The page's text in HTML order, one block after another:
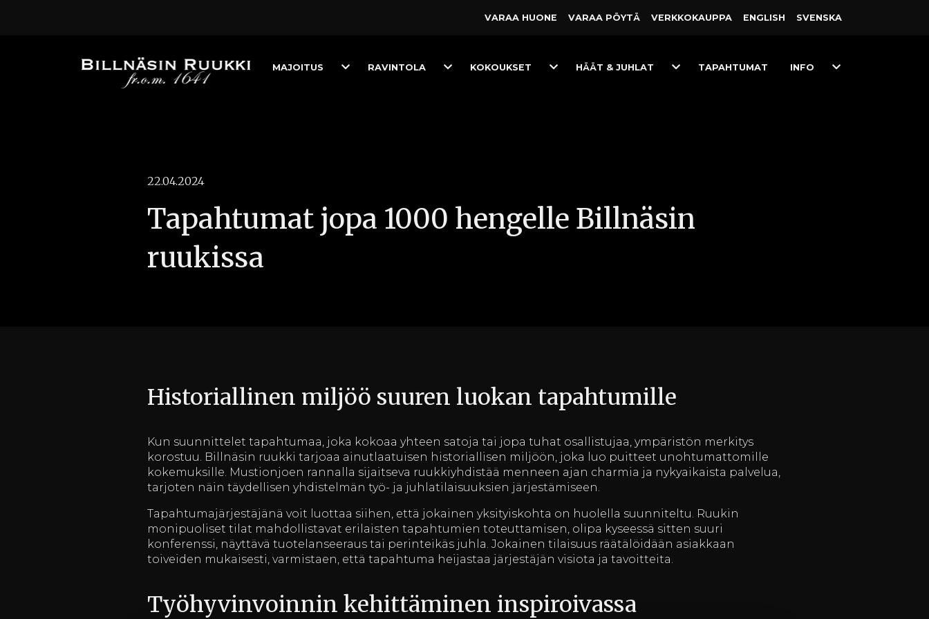
VARAA HUONE VARAA PÖYTÄ VERKKO­KAUPPA ENGLISH SVENSKA
MAJOITUS
ToggleRAVINTOLA
ToggleKOKOUKSET
ToggleHÄÄT & JUHLAT
ToggleTAPAHTUMAT INFO
Toggle
22.04.2024
Tapahtumat jopa 1000 hengelle Billnäsin
ruukissa
Historiallinen miljöö suuren luokan tapahtumille
Kun suunnittelet tapahtumaa, joka kokoaa yhteen satoja tai jopa tuhat osallistujaa, ympäristön merkitys
korostuu. Billnäsin ruukki tarjoaa ainutlaatuisen historiallisen miljöön, joka luo puitteet unohtumattomille
kokemuksille. Mustionjoen rannalla sijaitseva ruukkiyhdistää menneen ajan charmia ja nykyaikaista palvelua,
tarjoten näin täydellisen yhdistelmän työ- ja juhlatilaisuuksien järjestämiseen.
Tapahtumajärjestäjänä voit luottaa siihen, että jokainen yksityiskohta on huolella suunniteltu. Ruukin
monipuoliset tilat mahdollistavat erilaisten tapahtumien toteuttamisen, olipa kyseessä sitten suuri
konferenssi, näyttävä tuotelanseeraus tai perinteikäs juhla. Jokainen tilaisuus räätälöidään asiakkaan
toiveiden mukaisesti, varmistaen, että tapahtuma heijastaa järjestäjän visiota ja tavoitteita.
Työhyvinvoinnin kehittäminen inspiroivassa